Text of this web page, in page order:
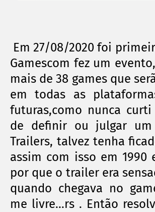
Em 27/08/2020 foi
Gamescom fez um
mais de 38 games que
em todas as
futuras,como nunca curti
de definir ou julgar
Trailers, talvez tenha
assim com isso em 1990
por que o trailer era
quando chegava no
me livre...rs . Então